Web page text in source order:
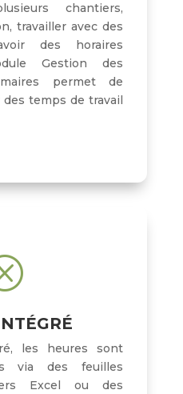
chantiers,
travailler avec des
des horaires
Gestion des
permet de
temps de travail
les heures sont
via des feuilles
Excel ou des